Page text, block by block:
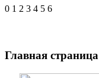
0 1 2 3 4 5 6
Главная страница